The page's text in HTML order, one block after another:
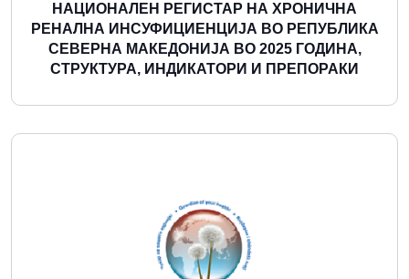
НАЦИОНАЛЕН РЕГИСТАР НА ХРОНИЧНА
РЕНАЛНА ИНСУФИЦИЕНЦИЈА ВО РЕПУБЛИКА
СЕВЕРНА МАКЕДОНИЈА ВО 2025 ГОДИНА,
СТРУКТУРА, ИНДИКАТОРИ И ПРЕПОРАКИ
Повеќе